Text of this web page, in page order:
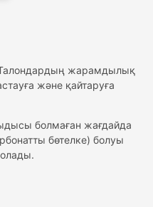
Талондардың жарамдылық
және қайтаруға
болмаған жағдайда
бөтелке) болуы
.